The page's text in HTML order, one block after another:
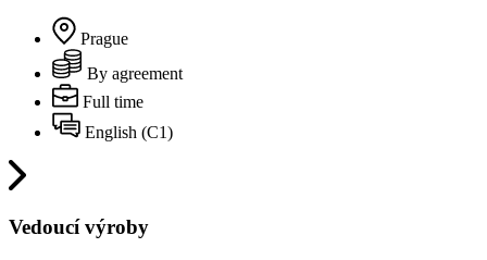
Prague
By agreement
Full time
English (C1)
Vedoucí výroby